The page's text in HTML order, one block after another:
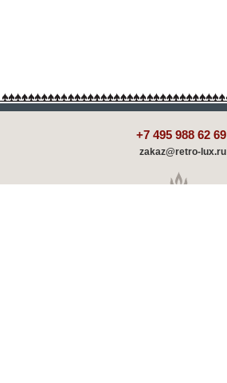
+7 495 988 62 69
zakaz@retro-lux.ru